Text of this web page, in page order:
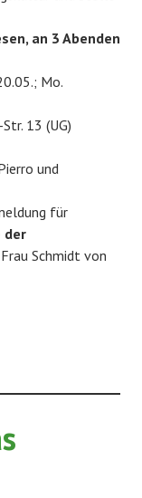
an 3 Abenden
Mo.
13 (UG)
und
für
der
Schmidt von